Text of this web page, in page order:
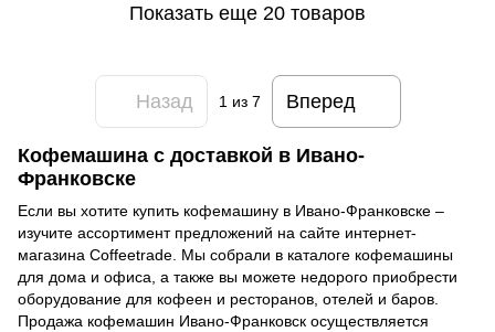
Показать еще 20 товаров
Назад 1 из 7 Вперед
Кофемашина с доставкой в Ивано-
Франковске
Если вы хотите купить кофемашину в Ивано-Франковске –
изучите ассортимент предложений на сайте интернет-
магазина Coffeetrade. Мы собрали в каталоге кофемашины
для дома и офиса, а также вы можете недорого приобрести
оборудование для кофеен и ресторанов, отелей и баров.
Продажа кофемашин Ивано-Франковск осуществляется